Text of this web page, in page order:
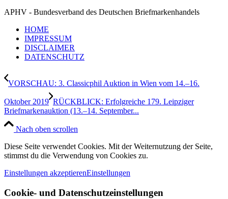
APHV - Bundesverband des Deutschen Briefmarkenhandels
HOME
IMPRESSUM
DISCLAIMER
DATENSCHUTZ
VORSCHAU: 3. Classicphil Auktion in Wien vom 14.–16.
Oktober 2019 RÜCKBLICK: Erfolgreiche 179. Leipziger
Briefmarkenauktion (13.–14. September...
Nach oben scrollen
Diese Seite verwendet Cookies. Mit der Weiternutzung der Seite,
stimmst du die Verwendung von Cookies zu.
Einstellungen akzeptierenEinstellungen
Cookie- und Datenschutzeinstellungen